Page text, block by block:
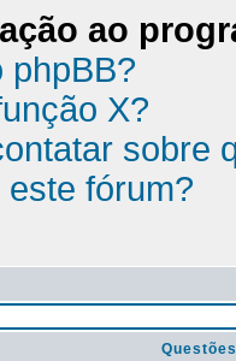
ao
phpBB?
X?
sobre
fórum?